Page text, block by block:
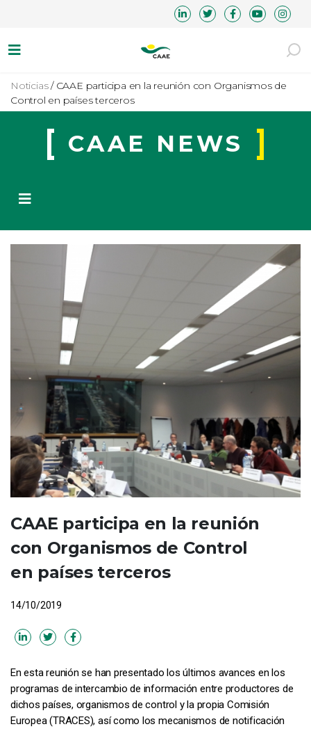
Noticias/ CAAE participa en la reunión con Organismos de
Control en países terceros
CAAE NEWS
CAAE participa en la reunión
con Organismos de Control
en países terceros
14/10/2019
En esta reunión se han presentado los últimos avances en los
programas de intercambio de información entre productores de
dichos países, organismos de control y la propia Comisión
Europea (TRACES), así como los mecanismos de notificación